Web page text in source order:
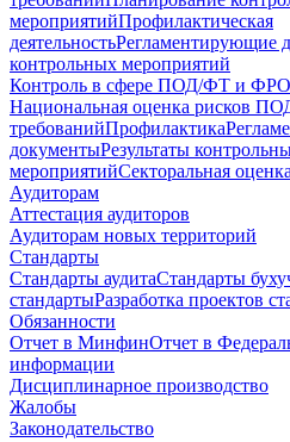
мероприятийПрофилактическая
деятельностьРегламентирующие
контрольных мероприятий
Контроль в сфере ПОД/ФТ и
Национальная оценка рисков
требованийПрофилактика
документыРезультаты
мероприятийСекторальная
Аудиторам
Аттестация аудиторов
Аудиторам новых территорий
Стандарты
Стандарты аудитаСтандарты
стандартыРазработка проектов
Обязанности
Отчет в МинфинОтчет в
информации
Дисциплинарное производство
Жалобы
Законодательство